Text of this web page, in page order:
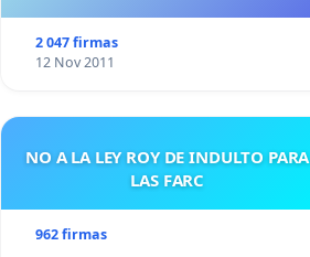
2 047 firmas
12 Nov 2011
NO A LA LEY ROY DE INDULTO PARA
LAS FARC
962 firmas